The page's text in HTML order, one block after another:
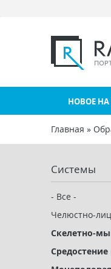
НОВОЕ НА
Вы
Главная »
Системы
- Все -
Челюстно-
Скелетно-
Средостение